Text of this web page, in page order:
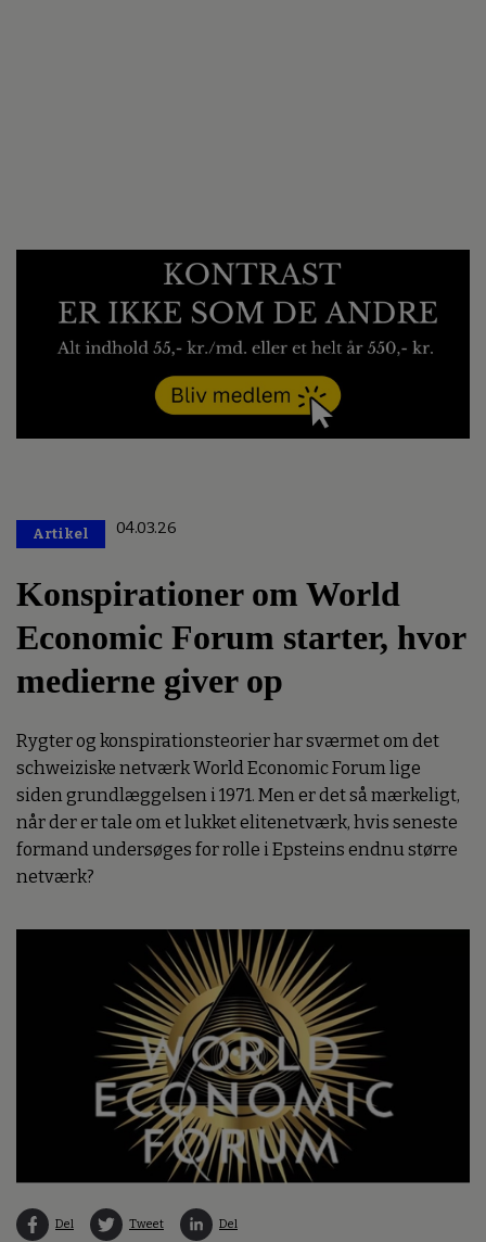
Artikel 04.03.26
Konspirationer om World
Economic Forum starter, hvor
medierne giver op
Rygter og konspirationsteorier har sværmet om det
schweiziske netværk World Economic Forum lige
siden grundlæggelsen i 1971. Men er det så mærkeligt,
når der er tale om et lukket elitenetværk, hvis seneste
formand undersøges for rolle i Epsteins endnu større
netværk?
Del Tweet Del